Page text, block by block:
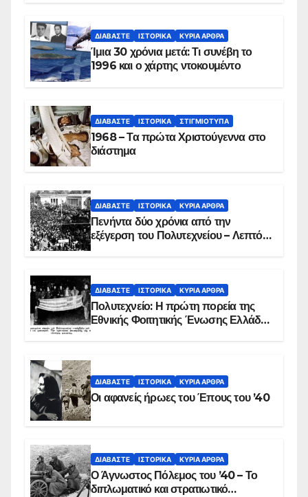
ΔΙΑΒΆΣΤΕ ΙΣΤΟΡΙΚΆ ΚΥΡΙΑ ΑΡΘΡΑ
Ίμια 30 χρόνια μετά: Τι συνέβη το
1996 και ο χάρτης ντοκουμέντο
ΔΙΑΒΆΣΤΕ ΙΣΤΟΡΙΚΆ ΣΤΙΓΜΙΌΤΥΠΑ
1968 – Τα πρώτα Χριστούγεννα στο
διάστημα
ΔΙΑΒΆΣΤΕ ΙΣΤΟΡΙΚΆ ΚΥΡΙΑ ΑΡΘΡΑ
Πενήντα δύο χρόνια από την
εξέγερση του Πολυτεχνείου – Λεπτό
ΔΙΑΒΆΣΤΕ ΙΣΤΟΡΙΚΆ ΚΥΡΙΑ ΑΡΘΡΑ
Πολυτεχνείο: Η πρώτη πορεία της
Εθνικής Φοιτητικής Ένωσης Ελλάδος
ΔΙΑΒΆΣΤΕ ΙΣΤΟΡΙΚΆ ΚΥΡΙΑ ΑΡΘΡΑ
Οι αφανείς ήρωες του Έπους του ’40
ΔΙΑΒΆΣΤΕ ΙΣΤΟΡΙΚΆ ΚΥΡΙΑ ΑΡΘΡΑ
Ο Άγνωστος Πόλεμος του ’40 – Το
διπλωματικό και στρατιωτικό